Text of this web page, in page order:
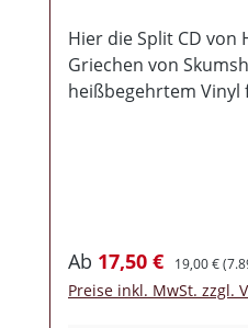
Hier die Split CD von
Griechen von
heißbegehrtem Vinyl
Hörern bereits
erschien auf
Records. Es befinden
Verkaufspreis:
Ab 17,50 € Regulärer
19,00 €
Preise inkl. MwSt. zzgl.